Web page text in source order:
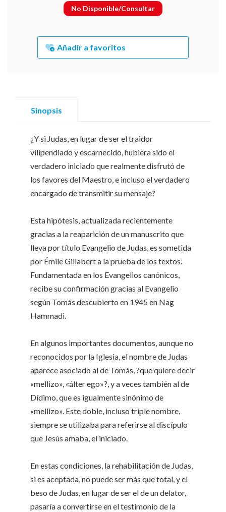
No Disponible/Consultar
Añadir a favoritos
Sinopsis
¿Y si Judas, en lugar de ser el traidor
vilipendiado y escarnecido, hubiera sido el
verdadero iniciado que realmente disfrutó de
los favores del Maestro, e incluso el verdadero
encargado de transmitir su mensaje?
Esta hipótesis, actualizada recientemente
gracias a la reaparición de un manuscrito que
lleva por título Evangelio de Judas, es sometida
por Émile Gillabert a la prueba de los textos.
Fundamentada en los Evangelios canónicos,
recibe su confirmación gracias al Evangelio
según Tomás descubierto en 1945 en Nag
Hammadi.
En algunos importantes documentos, aunque no
reconocidos por la Iglesia, el nombre de Judas
aparece asociado al de Tomás, ?que quiere decir
«mellizo», «álter ego»?, y a veces también al de
Dídimo, que es igualmente sinónimo de
«mellizo». Este doble, incluso triple nombre,
siempre se utilizaba para referirse al discípulo
que Jesús amaba, el iniciado.
En estas condiciones, la rehabilitación de Judas,
si es aceptada, no puede ser más que total, y el
beso de Judas, en lugar de ser el de un delator,
pasaría a convertirse en el testimonio de la